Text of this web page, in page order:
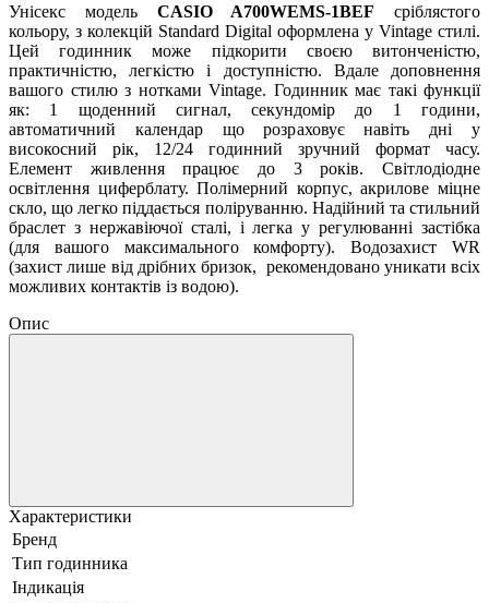
Унісекс модель CASIO A700WEMS-1BEF сріблястого
кольору, з колекцій Standard Digital оформлена у Vintage стилі.
Цей годинник може підкорити своєю витонченістю,
практичністю, легкістю і доступністю. Вдале доповнення
вашого стилю з нотками Vintage. Годинник має такі функції
як: 1 щоденний сигнал, секундомір до 1 години,
автоматичний календар що розраховує навіть дні у
високосний рік, 12/24 годинний зручний формат часу.
Елемент живлення працює до 3 років. Світлодіодне
освітлення циферблату. Полімерний корпус, акрилове міцне
скло, що легко піддається поліруванню. Надійний та стильний
браслет з нержавіючої сталі, і легка у регулюванні застібка
(для вашого максимального комфорту). Водозахист WR
(захист лише від дрібних бризок, рекомендовано уникати всіх
можливих контактів із водою).
Опис
Характеристики
Бренд
Тип годинника
Індикація